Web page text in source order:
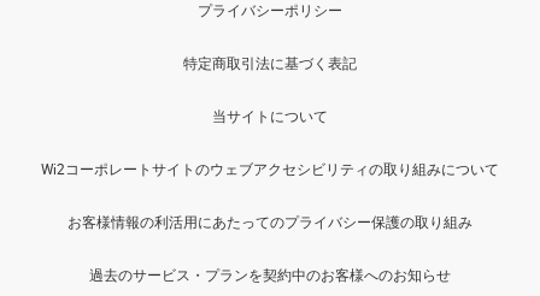
プライバシーポリシー
特定商取引法に基づく表記
当サイトについて
Wi2コーポレートサイトのウェブアクセシビリティの取り組みについて
お客様情報の利活用にあたってのプライバシー保護の取り組み
過去のサービス・プランを契約中のお客様へのお知らせ